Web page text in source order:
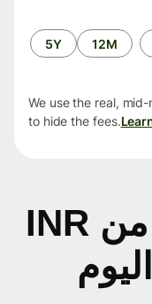
12M
5Y
We use the real,
to hide the fees.
أسعار الصرف من INR